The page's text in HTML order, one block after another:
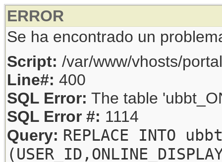
ERROR
Se ha encontrado un
Script: /var/www/vhosts/
Line#: 400
SQL Error: The table
SQL Error #: 1114
Query: REPLACE INTO